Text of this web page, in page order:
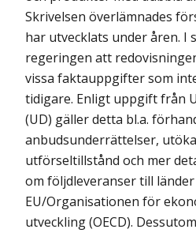
Skrivelsen överlämnades
har utvecklats under åren. I
regeringen att
vissa faktauppgifter som
tidigare. Enligt uppgift från
(UD) gäller detta bl.a.
anbudsunderrättelser,
utförseltillstånd och mer
om följdleveranser till
EU/Organisationen för
utveckling (OECD).